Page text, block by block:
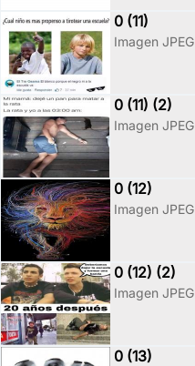
0 (11)
Imagen JPEG
0 (11) (2)
Imagen JPEG
0 (12)
Imagen JPEG
0 (12) (2)
Imagen JPEG
0 (13)